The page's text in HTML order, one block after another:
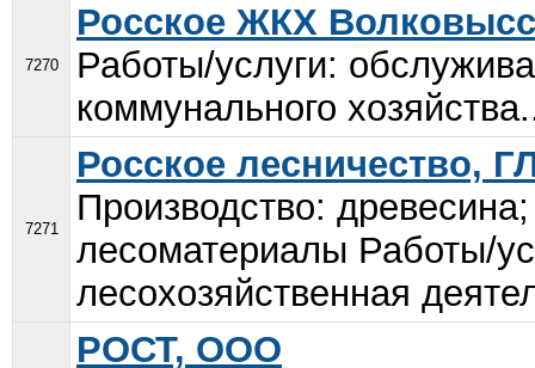
7270
Росское ЖКХ
Работы/услуги:
коммунального
7271
Росское лесничество,
Производство:
лесоматериалы Работы/
лесохозяйственная
РОСТ, ООО